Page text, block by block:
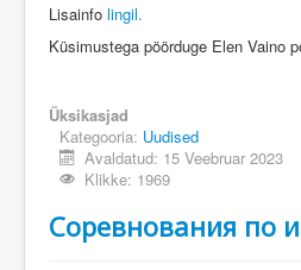
Lisainfo lingil.
Küsimustega pöörduge Elen Vaino
Üksikasjad
Kategooria: Uudised
Avaldatud: 15 Veebruar 2023
Klikke: 1969
Соревнования по